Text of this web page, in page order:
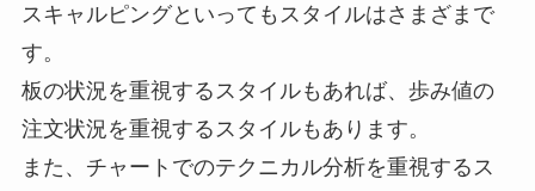
スキャルピングといってもスタイルはさまざまで
す。
板の状況を重視するスタイルもあれば、歩み値の
注文状況を重視するスタイルもあります。
また、チャートでのテクニカル分析を重視するス